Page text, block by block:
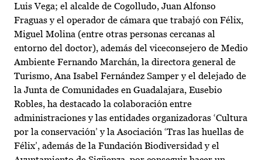
Luis Vega; el alcalde de Cogolludo, Juan Alfonso
Fraguas y el operador de cámara que trabajó con Félix,
Miguel Molina (entre otras personas cercanas al
entorno del doctor), además del viceconsejero de Medio
Ambiente Fernando Marchán, la directora general de
Turismo, Ana Isabel Fernández Samper y el delejado de
la Junta de Comunidades en Guadalajara, Eusebio
Robles, ha destacado la colaboración entre
administraciones y las entidades organizadoras ‘Cultura
por la conservación’ y la Asociación ‘Tras las huellas de
Félix’, además de la Fundación Biodiversidad y el